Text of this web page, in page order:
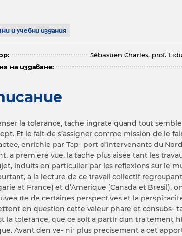
и учебни издания
Sébastien Charles, prof.
на издаване:
la tolerance, tache ingrate quand tout
Et le fait de s’assigner comme mission de le
enrichie par Tap- port d’intervenants du
a premiere vue, la tache plus aisee tant les
induits en particulier par les reflexions sur le
a la lecture de ce travail collectif
et France) et d’Amerique (Canada et Bresil),
de certaines perspectives et la
en question cette valeur phare et consubs-
la tolerance, que ce soit a partir dun traitement
Avant den ve- nir plus precisement a cet